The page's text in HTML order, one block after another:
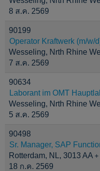
8 ส.ค. 2569
90199
Operator Kraftwerk (m/w/
Wesseling, Nrth Rhine
7 ส.ค. 2569
90634
Laborant im OMT
Wesseling, Nrth Rhine
5 ส.ค. 2569
90498
Sr. Manager, SAP
Rotterdam, NL, 3013 AA
18 ก.ค. 2569